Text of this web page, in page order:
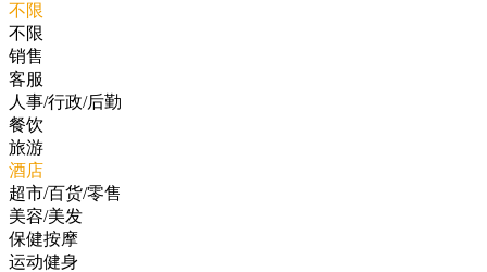
不限
不限
销售
客服
人事/行政/后勤
餐饮
旅游
酒店
超市/百货/零售
美容/美发
保健按摩
运动健身